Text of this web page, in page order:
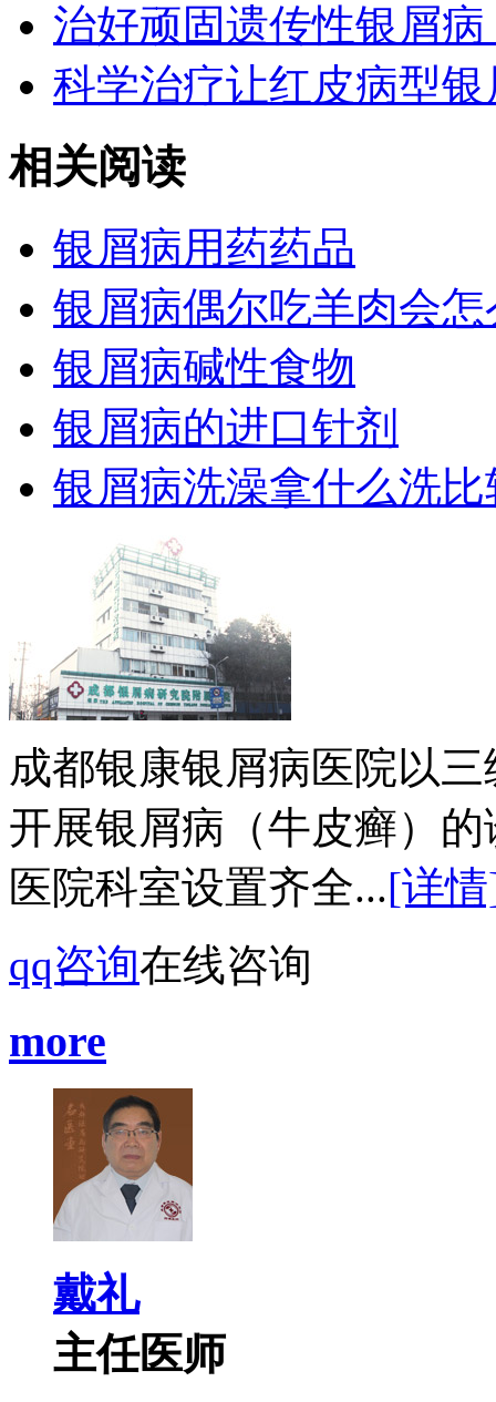
治好顽固遗传性银屑
科学治疗让红皮病型
相关阅读
银屑病用药药品
银屑病偶尔吃羊肉会怎
银屑病碱性食物
银屑病的进口针剂
银屑病洗澡拿什么洗比
成都银康银屑病医院以
开展银屑病（牛皮癣）
医院科室设置齐全...[详
qq咨询在线咨询
more
戴礼
主任医师